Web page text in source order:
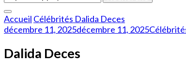
recherchiez
quelque
chose
?
Accueil Célébrités Dalida Deces
décembre 11, 2025décembre 11, 2025
Dalida Deces